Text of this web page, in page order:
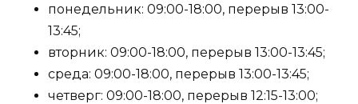
понедельник: 09:00-18:00, перерыв 13:00-
13:45;
вторник: 09:00-18:00, перерыв 13:00-13:45;
среда: 09:00-18:00, перерыв 13:00-13:45;
четверг: 09:00-18:00, перерыв 12:15-13:00;